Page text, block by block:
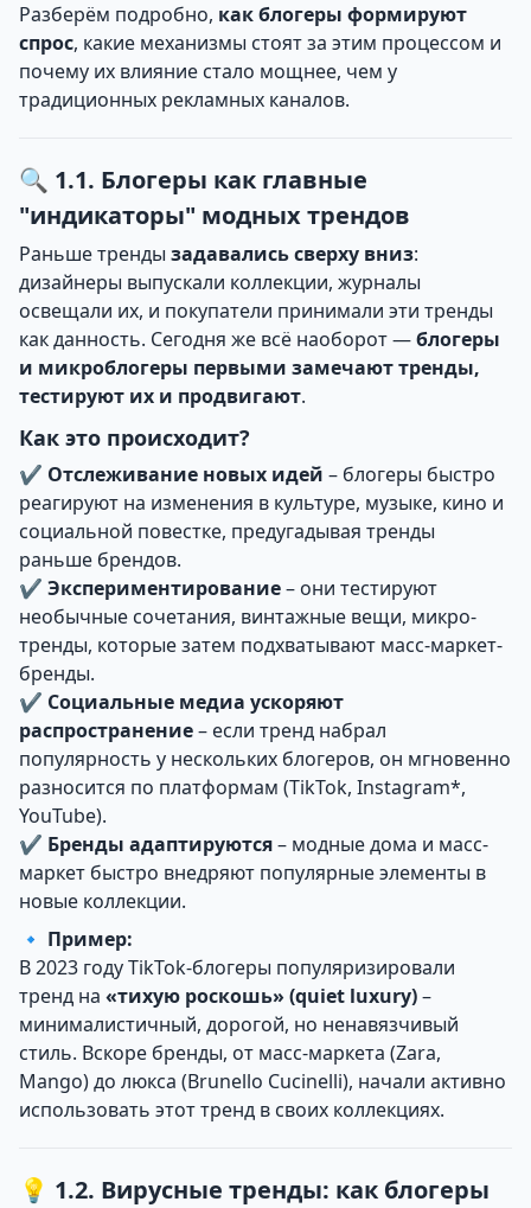
Разберём подробно, как блогеры формируют
спрос, какие механизмы стоят за этим процессом и
почему их влияние стало мощнее, чем у
традиционных рекламных каналов.
🔍 1.1. Блогеры как главные
"индикаторы" модных трендов
Раньше тренды задавались сверху вниз:
дизайнеры выпускали коллекции, журналы
освещали их, и покупатели принимали эти тренды
как данность. Сегодня же всё наоборот —блогеры
и микроблогеры первыми замечают тренды,
тестируют их и продвигают.
Как это происходит?
✔ Отслеживание новых идей – блогеры быстро
реагируют на изменения в культуре, музыке, кино и
социальной повестке, предугадывая тренды
раньше брендов.
✔ Экспериментирование– они тестируют
необычные сочетания, винтажные вещи, микро-
тренды, которые затем подхватывают масс-маркет-
бренды.
✔ Социальные медиа ускоряют
распространение– если тренд набрал
популярность у нескольких блогеров, он мгновенно
разносится по платформам (TikTok, Instagram*,
YouTube).
✔ Бренды адаптируются– модные дома и масс-
маркет быстро внедряют популярные элементы в
новые коллекции.
🔹 Пример:
В 2023 году TikTok-блогеры популяризировали
тренд на «тихую роскошь» (quiet luxury)–
минималистичный, дорогой, но ненавязчивый
стиль. Вскоре бренды, от масс-маркета (Zara,
Mango) до люкса (Brunello Cucinelli), начали активно
использовать этот тренд в своих коллекциях.
💡 1.2. Вирусные тренды: как блогеры